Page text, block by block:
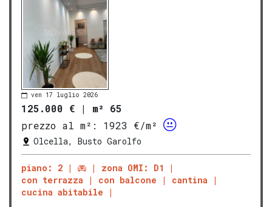
ven 17 luglio 2026
125.000 € | m² 65
prezzo al m²:
1923 €/m²
Olcella, Busto Garolfo
piano: 2
zona OMI: D1
con terrazza
con balcone
cantina
cucina abitabile